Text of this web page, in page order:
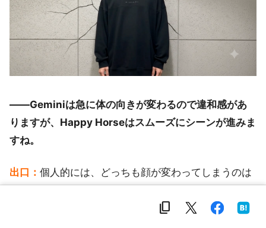
――Geminiは急に体の向きが変わるので違和感があ
りますが、Happy Horseはスムーズにシーンが進みま
すね。
出口： 個人的には、どっちも顔が変わってしまうのは
ルエットなど、服装まわりはうまく再現してくれた印
content_copy